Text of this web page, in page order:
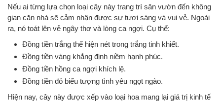
Nếu ai từng lựa chọn loại cây này trang trí sân vườn đến không
gian căn nhà sẽ cảm nhận được sự tươi sáng và vui vẻ. Ngoài
ra, nó toát lên vẻ ngây thơ và lòng ca ngợi. Cụ thể:
Đồng tiền trắng thể hiện nét trong trắng tinh khiết.
Đồng tiền vàng khẳng định niềm hạnh phúc.
Đồng tiền hồng ca ngợi khích lệ.
Đồng tiền đỏ biểu tượng tình yêu ngọt ngào.
Hiện nay, cây này được xếp vào loại hoa mang lại giá trị kinh tế